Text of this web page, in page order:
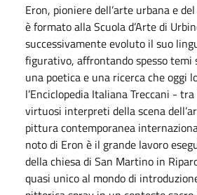
Eron, pioniere dell’arte urbana e
è formato alla Scuola d’Arte di
successivamente evoluto il suo
figurativo, affrontando spesso temi
una poetica e una ricerca che oggi
l’Enciclopedia Italiana Treccani -
virtuosi interpreti della scena
pittura contemporanea
noto di Eron è il grande lavoro
della chiesa di San Martino in
quasi unico al mondo di